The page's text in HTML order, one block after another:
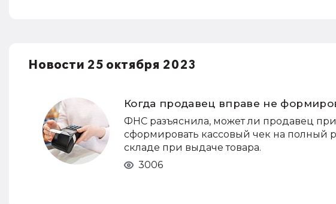
Новости 25 октября 2023
Когда продавец вправе не
ФНС разъяснила, может ли продавец
сформировать кассовый чек на полный
складе при выдаче товара.
3006